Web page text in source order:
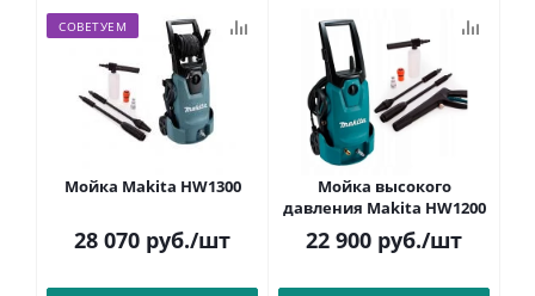
СОВЕТУЕМ
Мойка Makita HW1300
28 070 руб./шт
Мойка высокого
давления Makita HW1200
22 900 руб./шт